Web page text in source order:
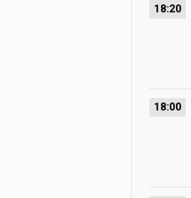
18:20
18:00